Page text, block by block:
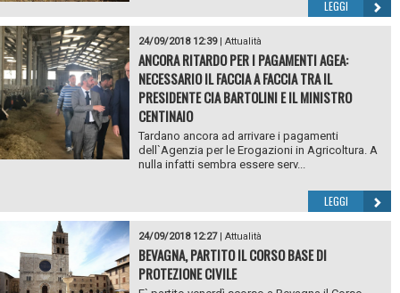
LEGGI
24/09/2018 12:39| Attualità
ANCORA RITARDO PER I PAGAMENTI AGEA:
NECESSARIO IL FACCIA A FACCIA TRA IL
PRESIDENTE CIA BARTOLINI E IL MINISTRO
CENTINAIO
Tardano ancora ad arrivare i pagamenti
dell`Agenzia per le Erogazioni in Agricoltura. A
nulla infatti sembra essere serv...
LEGGI
24/09/2018 12:27| Attualità
BEVAGNA, PARTITO IL CORSO BASE DI
PROTEZIONE CIVILE